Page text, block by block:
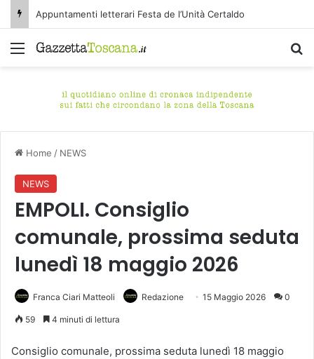
Appuntamenti letterari Festa de l’Unità Certaldo
Menu
Home / NEWS
NEWS
EMPOLI. Consiglio
comunale, prossima seduta
lunedì 18 maggio 2026
Franca Ciari Matteoli Redazione 15 Maggio 2026 0
59 4 minuti di lettura
Consiglio comunale, prossima seduta lunedì 18 maggio